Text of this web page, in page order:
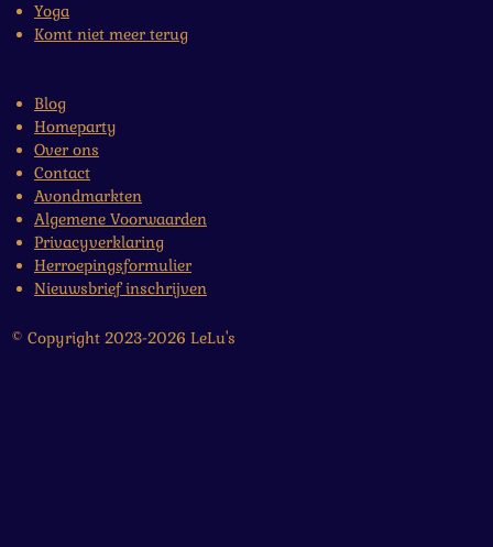
Yoga
Komt niet meer terug
Blog
Homeparty
Over ons
Contact
Avondmarkten
Algemene Voorwaarden
Privacyverklaring
Herroepingsformulier
Nieuwsbrief inschrijven
© Copyright 2023-2026 LeLu's